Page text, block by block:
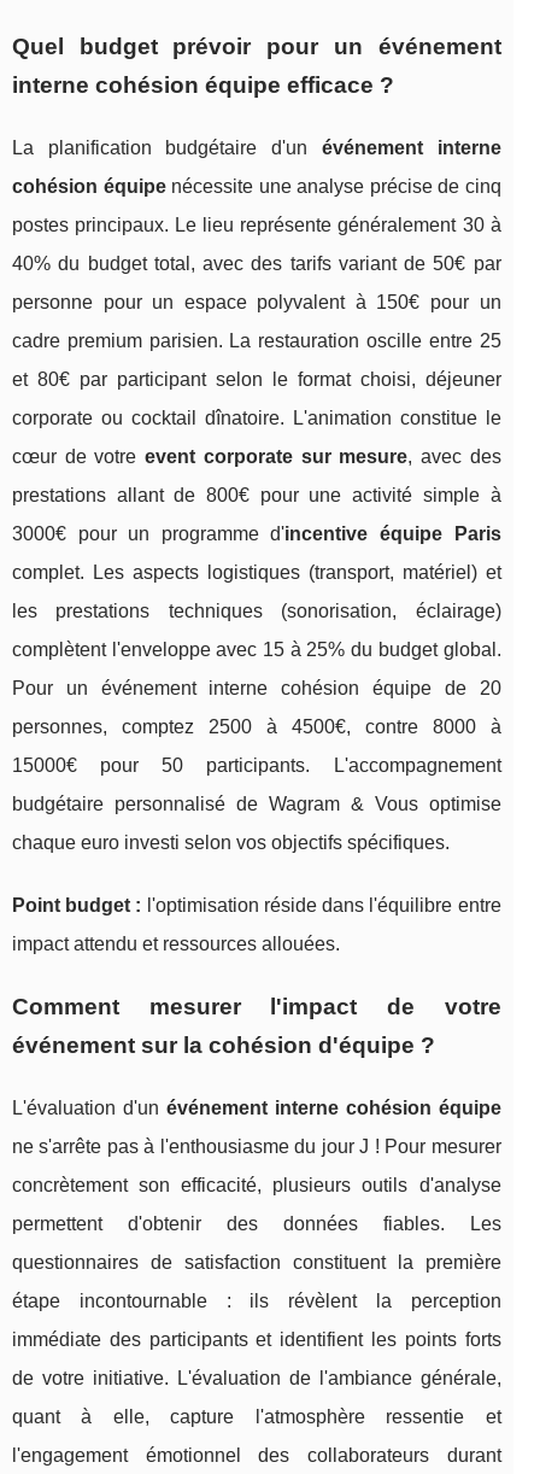
Quel budget prévoir pour un événement
interne cohésion équipe efficace ?
La planification budgétaire d'un événement interne
cohésion équipenécessite une analyse précise de cinq
postes principaux. Le lieu représente généralement 30 à
40% du budget total, avec des tarifs variant de 50€ par
personne pour un espace polyvalent à 150€ pour un
cadre premium parisien. La restauration oscille entre 25
et 80€ par participant selon le format choisi, déjeuner
corporate ou cocktail dînatoire. L'animation constitue le
cœur de votreevent corporate sur mesure, avec des
prestations allant de 800€ pour une activité simple à
3000€ pour un programme d'incentive équipe Paris
complet. Les aspects logistiques (transport, matériel) et
les prestations techniques (sonorisation, éclairage)
complètent l'enveloppe avec 15 à 25% du budget global.
Pour un événement interne cohésion équipe de 20
personnes, comptez 2500 à 4500€, contre 8000 à
15000€ pour 50 participants. L'accompagnement
budgétaire personnalisé de Wagram & Vous optimise
chaque euro investi selon vos objectifs spécifiques.
Point budget : l'optimisation réside dans l'équilibre entre
impact attendu et ressources allouées.
Comment mesurer l'impact de votre
événement sur la cohésion d'équipe ?
L'évaluation d'un événement interne cohésion équipe
ne s'arrête pas à l'enthousiasme du jour J ! Pour mesurer
concrètement son efficacité, plusieurs outils d'analyse
permettent d'obtenir des données fiables. Les
questionnaires de satisfaction constituent la première
étape incontournable : ils révèlent la perception
immédiate des participants et identifient les points forts
de votre initiative. L'évaluation de l'ambiance générale,
quant à elle, capture l'atmosphère ressentie et
l'engagement émotionnel des collaborateurs durant